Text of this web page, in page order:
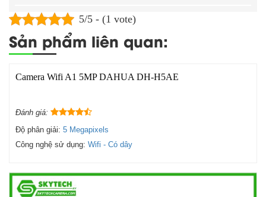
5/5 - (1 vote)
Sản phẩm liên quan:
Camera Wifi A1 5MP DAHUA DH-H5AE
Đánh giá:
Độ phân giải: 5 Megapixels
Công nghệ sử dụng: Wifi - Có dây